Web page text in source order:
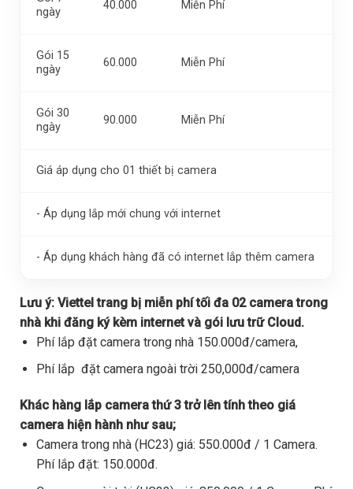
ngày
40.000 Miễn Phí
Gói 15
ngày
60.000 Miễn Phí
Gói 30
ngày
90.000 Miễn Phí
Giá áp dụng cho 01 thiết bị camera
- Áp dụng lắp mới chung với internet
- Áp dụng khách hàng đã có internet lắp thêm camera
Lưu ý: Viettel trang bị miễn phí tối đa 02 camera trong
nhà khi đăng ký kèm internet và gói lưu trữ Cloud.
Phí lắp đặt camera trong nhà 150.000đ/camera,
Phí lắp đặt camera ngoài trời 250,000đ/camera
Khác hàng lắp camera thứ 3 trở lên tính theo giá
camera hiện hành như sau;
Camera trong nhà (HC23) giá: 550.000đ / 1 Camera.
Phí lắp đặt: 150.000đ.